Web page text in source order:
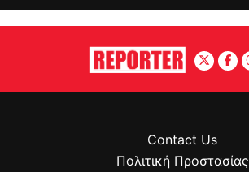
Contact Us
Πολιτική Προστασίας